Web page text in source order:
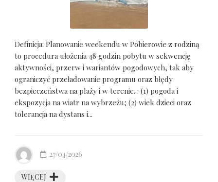
Definicja: Planowanie weekendu w Pobierowie z rodziną
to procedura ułożenia 48 godzin pobytu w sekwencję
aktywności, przerw i wariantów pogodowych, tak aby
ograniczyć przeładowanie programu oraz błędy
bezpieczeństwa na plaży i w terenie. : (1) pogoda i
ekspozycja na wiatr na wybrzeżu; (2) wiek dzieci oraz
tolerancja na dystans i...
WIĘCEJ
27/04/2026